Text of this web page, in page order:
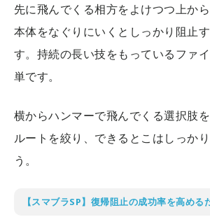
先に飛んでくる相方をよけつつ上から
本体をなぐりにいくとしっかり阻止
す。持続の長い技をもっているファ
単です。
横からハンマーで飛んでくる選択肢
ルートを絞り、できるとこはしっか
う。
【スマブラSP】復帰阻止の成功率を高める